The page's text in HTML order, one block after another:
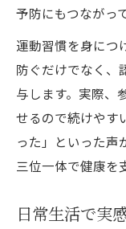
予防にもつながっ
運動習慣を身につ
防ぐだけでなく、
与します。実際、
せるので続けやす
った」といった声
三位一体で健康を
日常生活で実